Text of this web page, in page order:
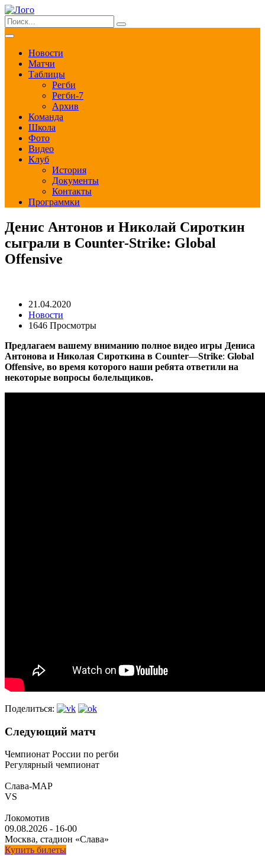
Новости
Матчи
Таблицы
Регби
Регби-7
Архив
Команда
Школа
Фото
Видео
Клуб
История
Документы
Контакты
Программки
Денис Антонов и Николай Сироткин
сыграли в Counter-Strike: Global
Offensive
21.04.2020
Новости
1646 Просмотры
Предлагаем вашему вниманию полное видео игры Дениса
Антонова и Николая Сироткина в Counter—Strike: Global
Offensive, во время которого наши ребята ответили на
некоторые вопросы болельщиков.
Поделиться:
Следующий матч
Чемпионат России по регби
Регулярный чемпионат
Слава-МАР
VS
Локомотив
09.08.2026 - 16-00
Москва, стадион «Слава»
Купить билеты